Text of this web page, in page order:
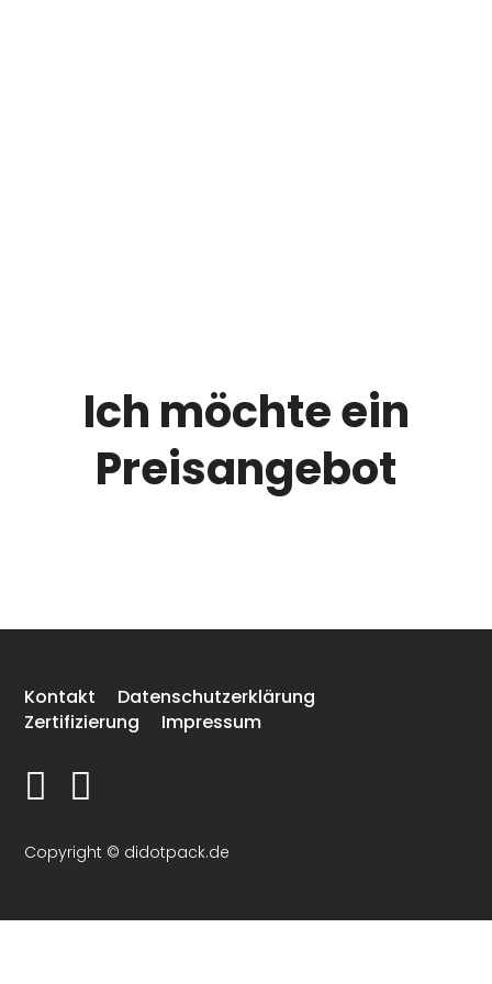
​Ich möchte ein
Preisangebot​
Kontakt
Datenschutzerklärung
Zertifizierung
Impressum
Copyright © didotpack.de
 